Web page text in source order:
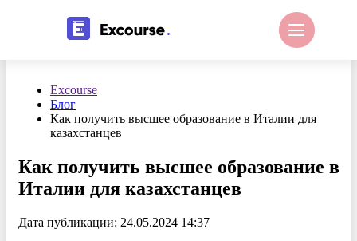
Excourse
Блог
Как получить высшее образование в Италии для
казахстанцев
Как получить высшее образование в
Италии для казахстанцев
Дата публикации: 24.05.2024 14:37